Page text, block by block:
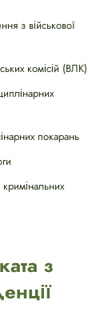
з військової
комісій (ВЛК)
покарань
з